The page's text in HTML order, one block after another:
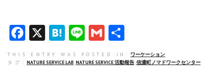
F
a
ce
X H
at
e
Li
n
e
G
m
ai
有
THIS ENTRY WAS POSTED IN:
ワーケーション
タグ: NATURE SERVICE LAB,NATURE SERVICE 活動報告,信濃町ノマドワークセンター